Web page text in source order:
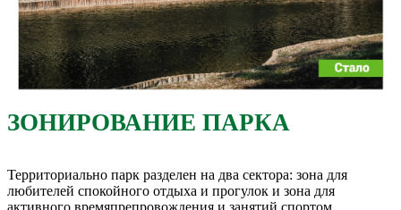
ЗОНИРОВАНИЕ ПАРКА
Территориально парк разделен на два сектора: зона для
любителей спокойного отдыха и прогулок и зона для
активного времяпрепровождения и занятий спортом.